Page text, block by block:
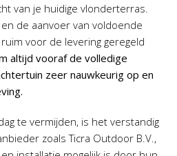
van je huidige vlonderterras.
de aanvoer van voldoende
voor de levering geregeld
altijd vooraf de volledige
zeer nauwkeurig op en
te vermijden, is het verstandig
zoals Ticra Outdoor B.V.,